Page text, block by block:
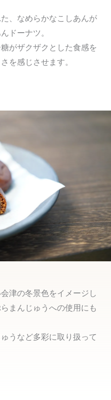
、なめらかなこしあんが
ドーナツ。
がザクザクとした食感を
を感じさせます。
津の冬景色をイメージし
まんじゅうへの使用にも
うなど多彩に取り扱って